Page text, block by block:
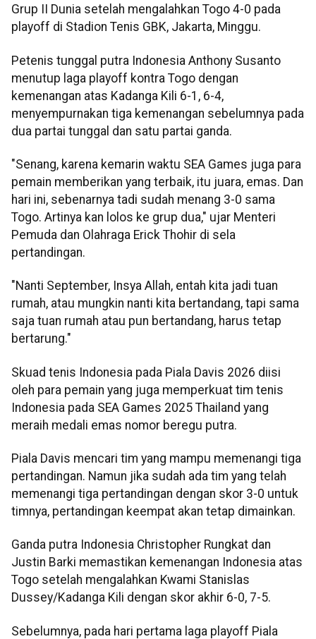
Grup II Dunia setelah mengalahkan Togo 4-0 pada
playoff di Stadion Tenis GBK, Jakarta, Minggu.
Petenis tunggal putra Indonesia Anthony Susanto
menutup laga playoff kontra Togo dengan
kemenangan atas Kadanga Kili 6-1, 6-4,
menyempurnakan tiga kemenangan sebelumnya pada
dua partai tunggal dan satu partai ganda.
"Senang, karena kemarin waktu SEA Games juga para
pemain memberikan yang terbaik, itu juara, emas. Dan
hari ini, sebenarnya tadi sudah menang 3-0 sama
Togo. Artinya kan lolos ke grup dua," ujar Menteri
Pemuda dan Olahraga Erick Thohir di sela
pertandingan.
"Nanti September, Insya Allah, entah kita jadi tuan
rumah, atau mungkin nanti kita bertandang, tapi sama
saja tuan rumah atau pun bertandang, harus tetap
bertarung."
Skuad tenis Indonesia pada Piala Davis 2026 diisi
oleh para pemain yang juga memperkuat tim tenis
Indonesia pada SEA Games 2025 Thailand yang
meraih medali emas nomor beregu putra.
Piala Davis mencari tim yang mampu memenangi tiga
pertandingan. Namun jika sudah ada tim yang telah
memenangi tiga pertandingan dengan skor 3-0 untuk
timnya, pertandingan keempat akan tetap dimainkan.
Ganda putra Indonesia Christopher Rungkat dan
Justin Barki memastikan kemenangan Indonesia atas
Togo setelah mengalahkan Kwami Stanislas
Dussey/Kadanga Kili dengan skor akhir 6-0, 7-5.
Sebelumnya, pada hari pertama laga playoff Piala